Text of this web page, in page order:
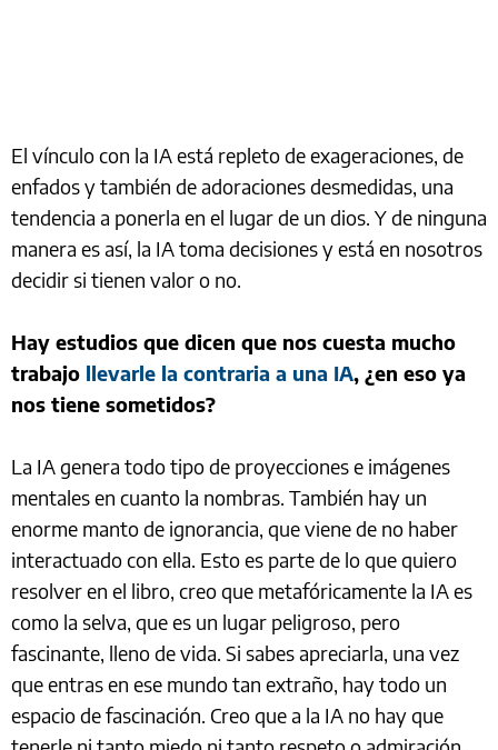
El vínculo con la IA está repleto de exageraciones, de
enfados y también de adoraciones desmedidas, una
tendencia a ponerla en el lugar de un dios. Y de ninguna
manera es así, la IA toma decisiones y está en nosotros
decidir si tienen valor o no.
Hay estudios que dicen que nos cuesta mucho
trabajo llevarle la contraria a una IA, ¿en eso ya
nos tiene sometidos?
La IA genera todo tipo de proyecciones e imágenes
mentales en cuanto la nombras. También hay un
enorme manto de ignorancia, que viene de no haber
interactuado con ella. Esto es parte de lo que quiero
resolver en el libro, creo que metafóricamente la IA es
como la selva, que es un lugar peligroso, pero
fascinante, lleno de vida. Si sabes apreciarla, una vez
que entras en ese mundo tan extraño, hay todo un
espacio de fascinación. Creo que a la IA no hay que